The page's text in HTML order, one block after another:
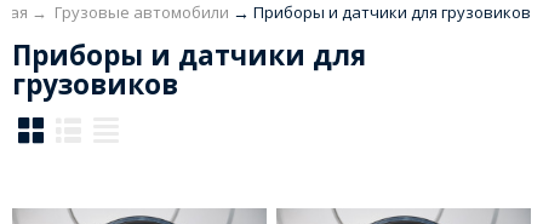
→ Грузовые автомобили → Приборы и датчики для грузовиков
Приборы и датчики для
грузовиков